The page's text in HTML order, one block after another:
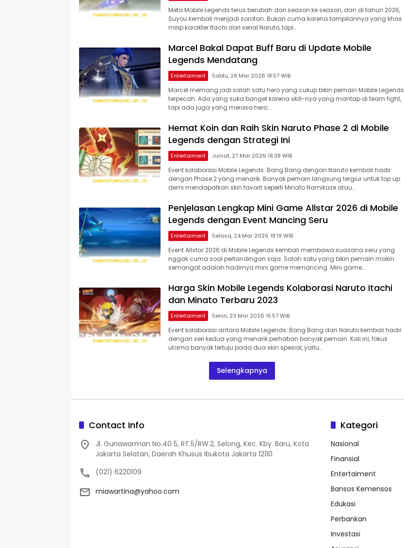
Meta Mobile Legends terus berubah dari season ke season, dan di tahun 2026,
Suyou kembali menjadi sorotan. Bukan cuma karena tampilannya yang khas
mirip karakter Itachi dari serial Naruto, tapi…
Marcel Bakal Dapat Buff Baru di Update Mobile
Legends Mendatang
Entertaiment Sabtu, 28 Mar 2026 18:57 WIB
Marcel memang jadi salah satu hero yang cukup bikin pemain Mobile Legends
terpecah. Ada yang suka banget karena skill-nya yang mantap di team fight,
tapi ada juga yang merasa hero…
Hemat Koin dan Raih Skin Naruto Phase 2 di Mobile
Legends dengan Strategi Ini
Entertaiment Jumat, 27 Mar 2026 18:38 WIB
Event kolaborasi Mobile Legends: Bang Bang dengan Naruto kembali hadir
dengan Phase 2 yang menarik. Banyak pemain langsung tergiur untuk top up
demi mendapatkan skin favorit seperti Minato Namikaze atau…
Penjelasan Lengkap Mini Game Allstar 2026 di Mobile
Legends dengan Event Mancing Seru
Entertaiment Selasa, 24 Mar 2026 18:19 WIB
Event Allstar 2026 di Mobile Legends kembali membawa suasana seru yang
nggak cuma soal pertandingan saja. Salah satu yang bikin pemain makin
semangat adalah hadirnya mini game memancing. Mini game…
Harga Skin Mobile Legends Kolaborasi Naruto Itachi
dan Minato Terbaru 2023
Entertaiment Senin, 23 Mar 2026 15:57 WIB
Event kolaborasi antara Mobile Legends: Bang Bang dan Naruto kembali hadir
dengan seri kedua yang menarik perhatian banyak pemain. Kali ini, fokus
utama banyak tertuju pada dua skin spesial, yaitu…
Selengkapnya
Contact Info
Jl. Gunawarman No.40 5, RT.5/RW.2, Selong, Kec. Kby. Baru, Kota
Jakarta Selatan, Daerah Khusus Ibukota Jakarta 12110
(021) 6220109
miawartina@yahoo.com
Kategori
Nasional
Finansial
Entertaiment
Bansos Kemensos
Edukasi
Perbankan
Investasi